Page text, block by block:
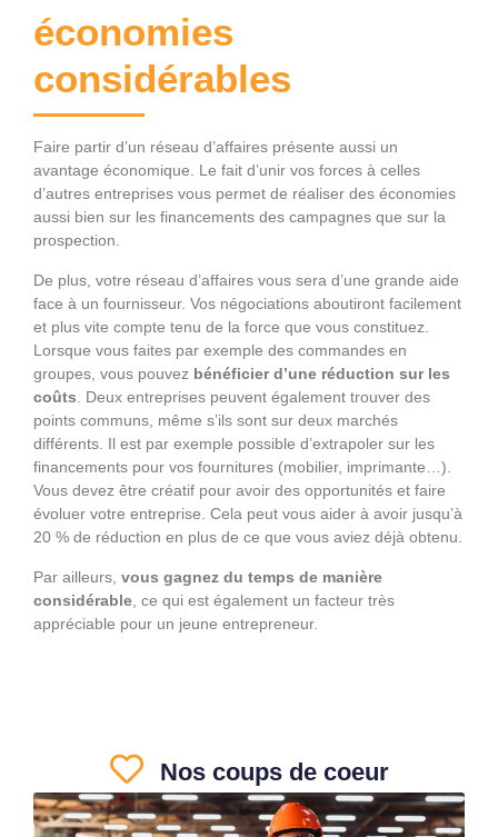
économies
considérables
Faire partir d’un réseau d’affaires présente aussi un
avantage économique. Le fait d’unir vos forces à celles
d’autres entreprises vous permet de réaliser des économies
aussi bien sur les financements des campagnes que sur la
prospection.
De plus, votre réseau d’affaires vous sera d’une grande aide
face à un fournisseur. Vos négociations aboutiront facilement
et plus vite compte tenu de la force que vous constituez.
Lorsque vous faites par exemple des commandes en
groupes, vous pouvez bénéficier d’une réduction sur les
coûts . Deux entreprises peuvent également trouver des
points communs, même s’ils sont sur deux marchés
différents. Il est par exemple possible d’extrapoler sur les
financements pour vos fournitures (mobilier, imprimante…).
Vous devez être créatif pour avoir des opportunités et faire
évoluer votre entreprise. Cela peut vous aider à avoir jusqu’à
20 % de réduction en plus de ce que vous aviez déjà obtenu.
Par ailleurs, vous gagnez du temps de manière
considérable , ce qui est également un facteur très
appréciable pour un jeune entrepreneur.
Nos coups de coeur